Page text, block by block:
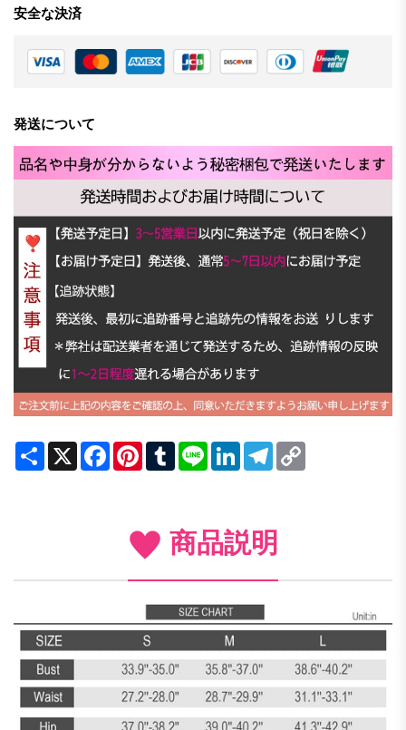
安全な決済
発送について
Share X FacebookPinterestTumblrLine LinkedInTelegram
商品説明